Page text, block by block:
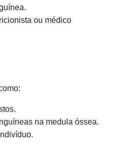
ou médico
na medula óssea.